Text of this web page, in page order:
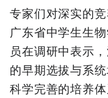
专家们对深实的
广东省中学生生
员在调研中表示
的早期选拔与系
科学完善的培养